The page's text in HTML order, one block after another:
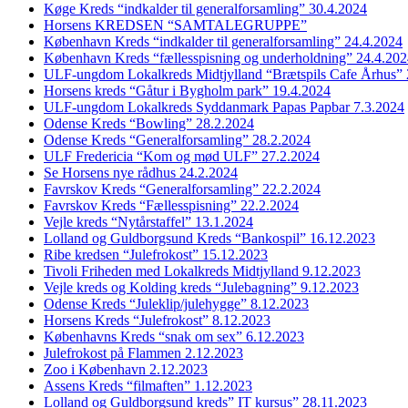
Køge Kreds “indkalder til generalforsamling” 30.4.2024
Horsens KREDSEN “SAMTALEGRUPPE”
København Kreds “indkalder til generalforsamling” 24.4.2024
København Kreds “fællesspisning og underholdning”
ULF-ungdom Lokalkreds Midtjylland “Brætspils Cafe Århus”
Horsens kreds “Gåtur i Bygholm park” 19.4.2024
ULF-ungdom Lokalkreds Syddanmark Papas Papbar 7.3.2024
Odense Kreds “Bowling” 28.2.2024
Odense Kreds “Generalforsamling” 28.2.2024
ULF Fredericia “Kom og mød ULF” 27.2.2024
Se Horsens nye rådhus 24.2.2024
Favrskov Kreds “Generalforsamling” 22.2.2024
Favrskov Kreds “Fællesspisning” 22.2.2024
Vejle kreds “Nytårstaffel” 13.1.2024
Lolland og Guldborgsund Kreds “Bankospil” 16.12.2023
Ribe kredsen “Julefrokost” 15.12.2023
Tivoli Friheden med Lokalkreds Midtjylland 9.12.2023
Vejle kreds og Kolding kreds “Julebagning” 9.12.2023
Odense Kreds “Juleklip/julehygge” 8.12.2023
Horsens Kreds “Julefrokost” 8.12.2023
Københavns Kreds “snak om sex” 6.12.2023
Julefrokost på Flammen 2.12.2023
Zoo i København 2.12.2023
Assens Kreds “filmaften” 1.12.2023
Lolland og Guldborgsund kreds” IT kursus” 28.11.2023